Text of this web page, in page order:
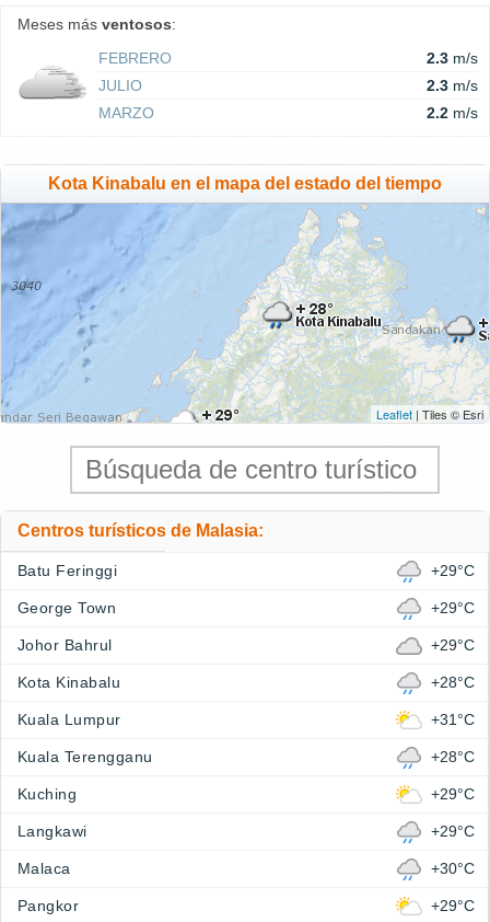
Meses más ventosos:
FEBRERO
2.3 m/s
JULIO
2.3 m/s
MARZO
2.2 m/s
Kota Kinabalu en el mapa del estado del tiempo
Leaflet | Tiles © Esri
Centros turísticos de Malasia:
Batu Feringgi +29°C
George Town +29°C
Johor Bahrul +29°C
Kota Kinabalu +28°C
Kuala Lumpur +31°C
Kuala Terengganu +28°C
Kuching +29°C
Langkawi +29°C
Malaca +30°C
Pangkor +29°C